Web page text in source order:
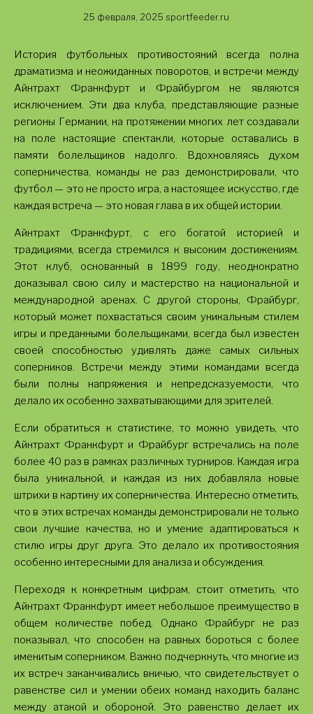
25 февраля, 2025 sportfeeder.ru
История футбольных противостояний всегда полна
драматизма и неожиданных поворотов, и встречи между
Айнтрахт Франкфурт и Фрайбургом не являются
исключением. Эти два клуба, представляющие разные
регионы Германии, на протяжении многих лет создавали
на поле настоящие спектакли, которые оставались в
памяти болельщиков надолго. Вдохновляясь духом
соперничества, команды не раз демонстрировали, что
футбол — это не просто игра, а настоящее искусство, где
каждая встреча — это новая глава в их общей истории.
Айнтрахт Франкфурт, с его богатой историей и
традициями, всегда стремился к высоким достижениям.
Этот клуб, основанный в 1899 году, неоднократно
доказывал свою силу и мастерство на национальной и
международной аренах. С другой стороны, Фрайбург,
который может похвастаться своим уникальным стилем
игры и преданными болельщиками, всегда был известен
своей способностью удивлять даже самых сильных
соперников. Встречи между этими командами всегда
были полны напряжения и непредсказуемости, что
делало их особенно захватывающими для зрителей.
Если обратиться к статистике, то можно увидеть, что
Айнтрахт Франкфурт и Фрайбург встречались на поле
более 40 раз в рамках различных турниров. Каждая игра
была уникальной, и каждая из них добавляла новые
штрихи в картину их соперничества. Интересно отметить,
что в этих встречах команды демонстрировали не только
свои лучшие качества, но и умение адаптироваться к
стилю игры друг друга. Это делало их противостояния
особенно интересными для анализа и обсуждения.
Переходя к конкретным цифрам, стоит отметить, что
Айнтрахт Франкфурт имеет небольшое преимущество в
общем количестве побед. Однако Фрайбург не раз
показывал, что способен на равных бороться с более
именитым соперником. Важно подчеркнуть, что многие из
их встреч заканчивались вничью, что свидетельствует о
равенстве сил и умении обеих команд находить баланс
между атакой и обороной. Это равенство делает их